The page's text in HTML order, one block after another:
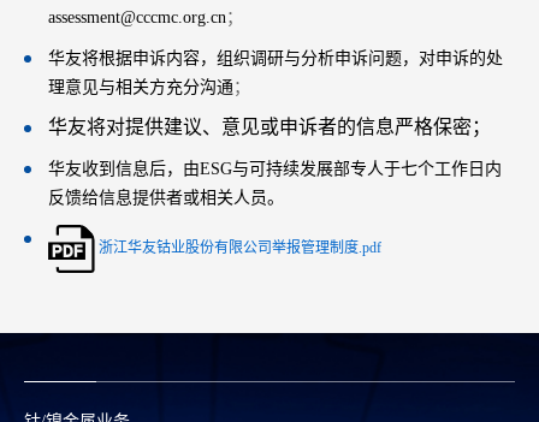
assessment@cccmc.org.cn；
华友将根据申诉内容，组织调研与分析申诉问题，对申诉的处
理意见与相关方充分沟通 ；
华友将对提供建议、意见或申诉者的信息严格保密；
华友收到信息后，由ESG与可持续发展部专人于七个工作日内
反馈给信息提供者或相关人员。
浙江华友钴业股份有限公司举报管理制度.pdf